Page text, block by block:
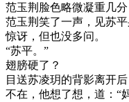
范玉荆脸色略微凝重几
范玉荆笑了一声，见苏
惊讶，但也没多问。
“苏平。”
翅膀硬了？
目送苏凌玥的背影离开
不在，他想了想，道：“